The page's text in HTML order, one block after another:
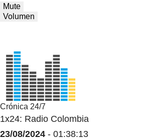
Mute
Volumen
Crónica 24/7
1x24: Radio Colombia
23/08/2024 - 01:38:13